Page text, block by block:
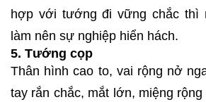
hợp với tướng đi vững chắc thì
làm nên sự nghiệp hiển hách.
5. Tướng cọp
Thân hình cao to, vai rộng nở
tay rắn chắc, mắt lớn, miệng